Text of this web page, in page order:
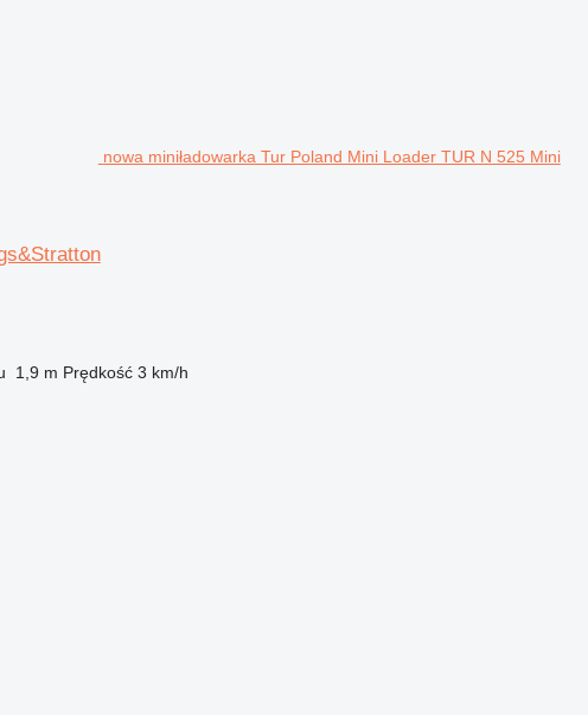
nowa miniładowarka Tur Poland Mini Loader TUR N 525 Mini
1,9 m Prędkość 3 km/h